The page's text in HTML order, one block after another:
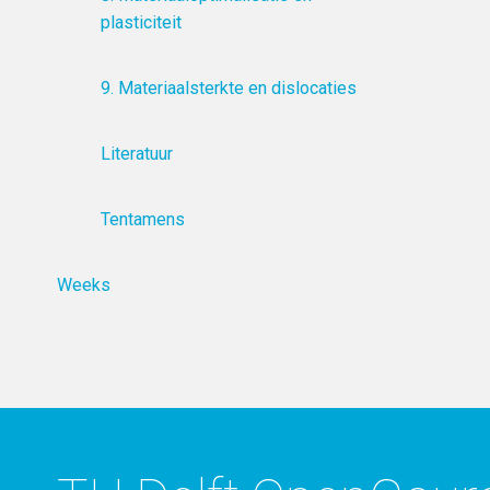
plasticiteit
9. Materiaalsterkte en dislocaties
Literatuur
Tentamens
Weeks